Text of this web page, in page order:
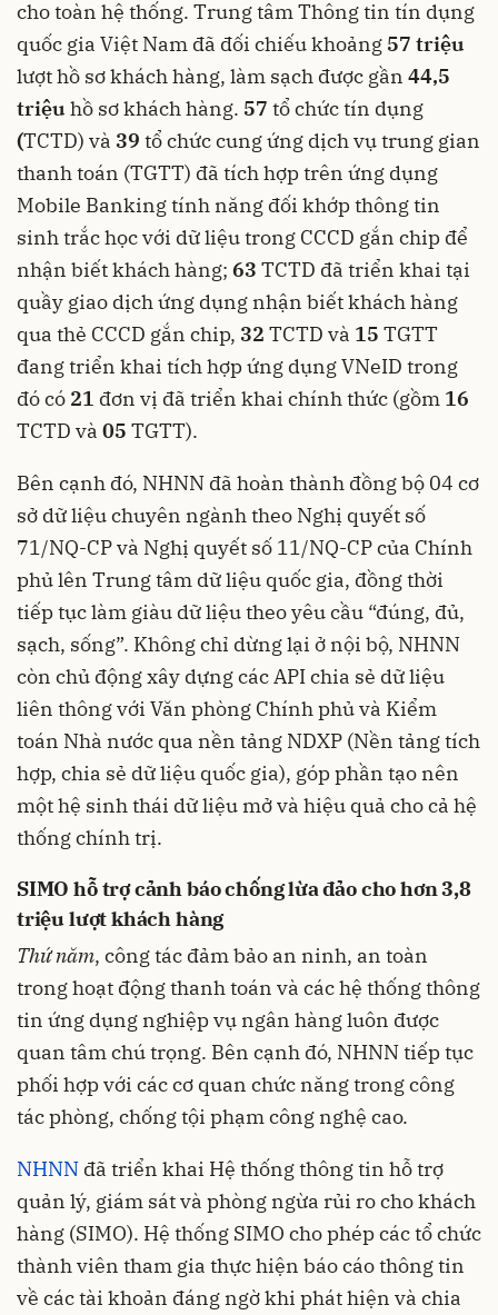
cho toàn hệ thống. Trung tâm Thông tin tín dụng
quốc gia Việt Nam đã đối chiếu khoảng 57 triệu
lượt hồ sơ khách hàng, làm sạch được gần 44,5
triệu hồ sơ khách hàng. 57 tổ chức tín dụng
(TCTD) và 39 tổ chức cung ứng dịch vụ trung gian
thanh toán (TGTT) đã tích hợp trên ứng dụng
Mobile Banking tính năng đối khớp thông tin
sinh trắc học với dữ liệu trong CCCD gắn chip để
nhận biết khách hàng; 63 TCTD đã triển khai tại
quầy giao dịch ứng dụng nhận biết khách hàng
qua thẻ CCCD gắn chip, 32 TCTD và 15 TGTT
đang triển khai tích hợp ứng dụng VNeID trong
đó có 21 đơn vị đã triển khai chính thức (gồm 16
TCTD và 05 TGTT).
Bên cạnh đó, NHNN đã hoàn thành đồng bộ 04 cơ
sở dữ liệu chuyên ngành theo Nghị quyết số
71/NQ-CP và Nghị quyết số 11/NQ-CP của Chính
phủ lên Trung tâm dữ liệu quốc gia, đồng thời
tiếp tục làm giàu dữ liệu theo yêu cầu “đúng, đủ,
sạch, sống”. Không chỉ dừng lại ở nội bộ, NHNN
còn chủ động xây dựng các API chia sẻ dữ liệu
liên thông với Văn phòng Chính phủ và Kiểm
toán Nhà nước qua nền tảng NDXP (Nền tảng tích
hợp, chia sẻ dữ liệu quốc gia), góp phần tạo nên
một hệ sinh thái dữ liệu mở và hiệu quả cho cả hệ
thống chính trị.
SIMO hỗ trợ cảnh báo chống lừa đảo cho hơn 3,8
triệu lượt khách hàng
Thứ năm, công tác đảm bảo an ninh, an toàn
trong hoạt động thanh toán và các hệ thống thông
tin ứng dụng nghiệp vụ ngân hàng luôn được
quan tâm chú trọng. Bên cạnh đó, NHNN tiếp tục
phối hợp với các cơ quan chức năng trong công
tác phòng, chống tội phạm công nghệ cao.
NHNN đã triển khai Hệ thống thông tin hỗ trợ
quản lý, giám sát và phòng ngừa rủi ro cho khách
hàng (SIMO). Hệ thống SIMO cho phép các tổ chức
thành viên tham gia thực hiện báo cáo thông tin
về các tài khoản đáng ngờ khi phát hiện và chia